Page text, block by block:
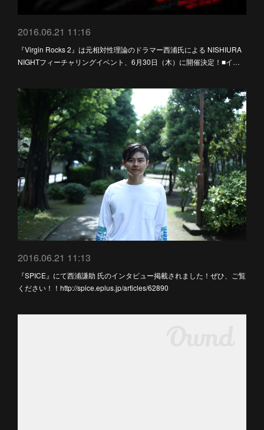
2016.06.21 11:16
『Virgin Rocks 2』は元相対性理論のドラマー西浦氏による NISHIURA
NIGHTフィーチャリングイベント、6月30日（木）に開催決定！■イ…
2016.06.21 11:13
『SPICE』にて西浦謙助 氏のインタビュー掲載されました！ぜひ、ご覧
ください！！http://spice.eplus.jp/articles/62890